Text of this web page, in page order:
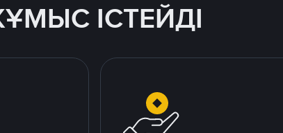
ІСТЕЙДІ